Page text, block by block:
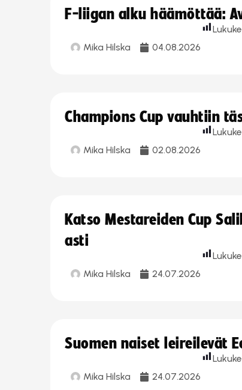
F-liigan alku häämöttää:
Mika Hilska 04.08.2026
Champions Cup vauhtiin
Mika Hilska 02.08.2026
Katso Mestareiden Cup
asti
Mika Hilska 24.07.2026
Suomen naiset leireilevät
Mika Hilska 24.07.2026